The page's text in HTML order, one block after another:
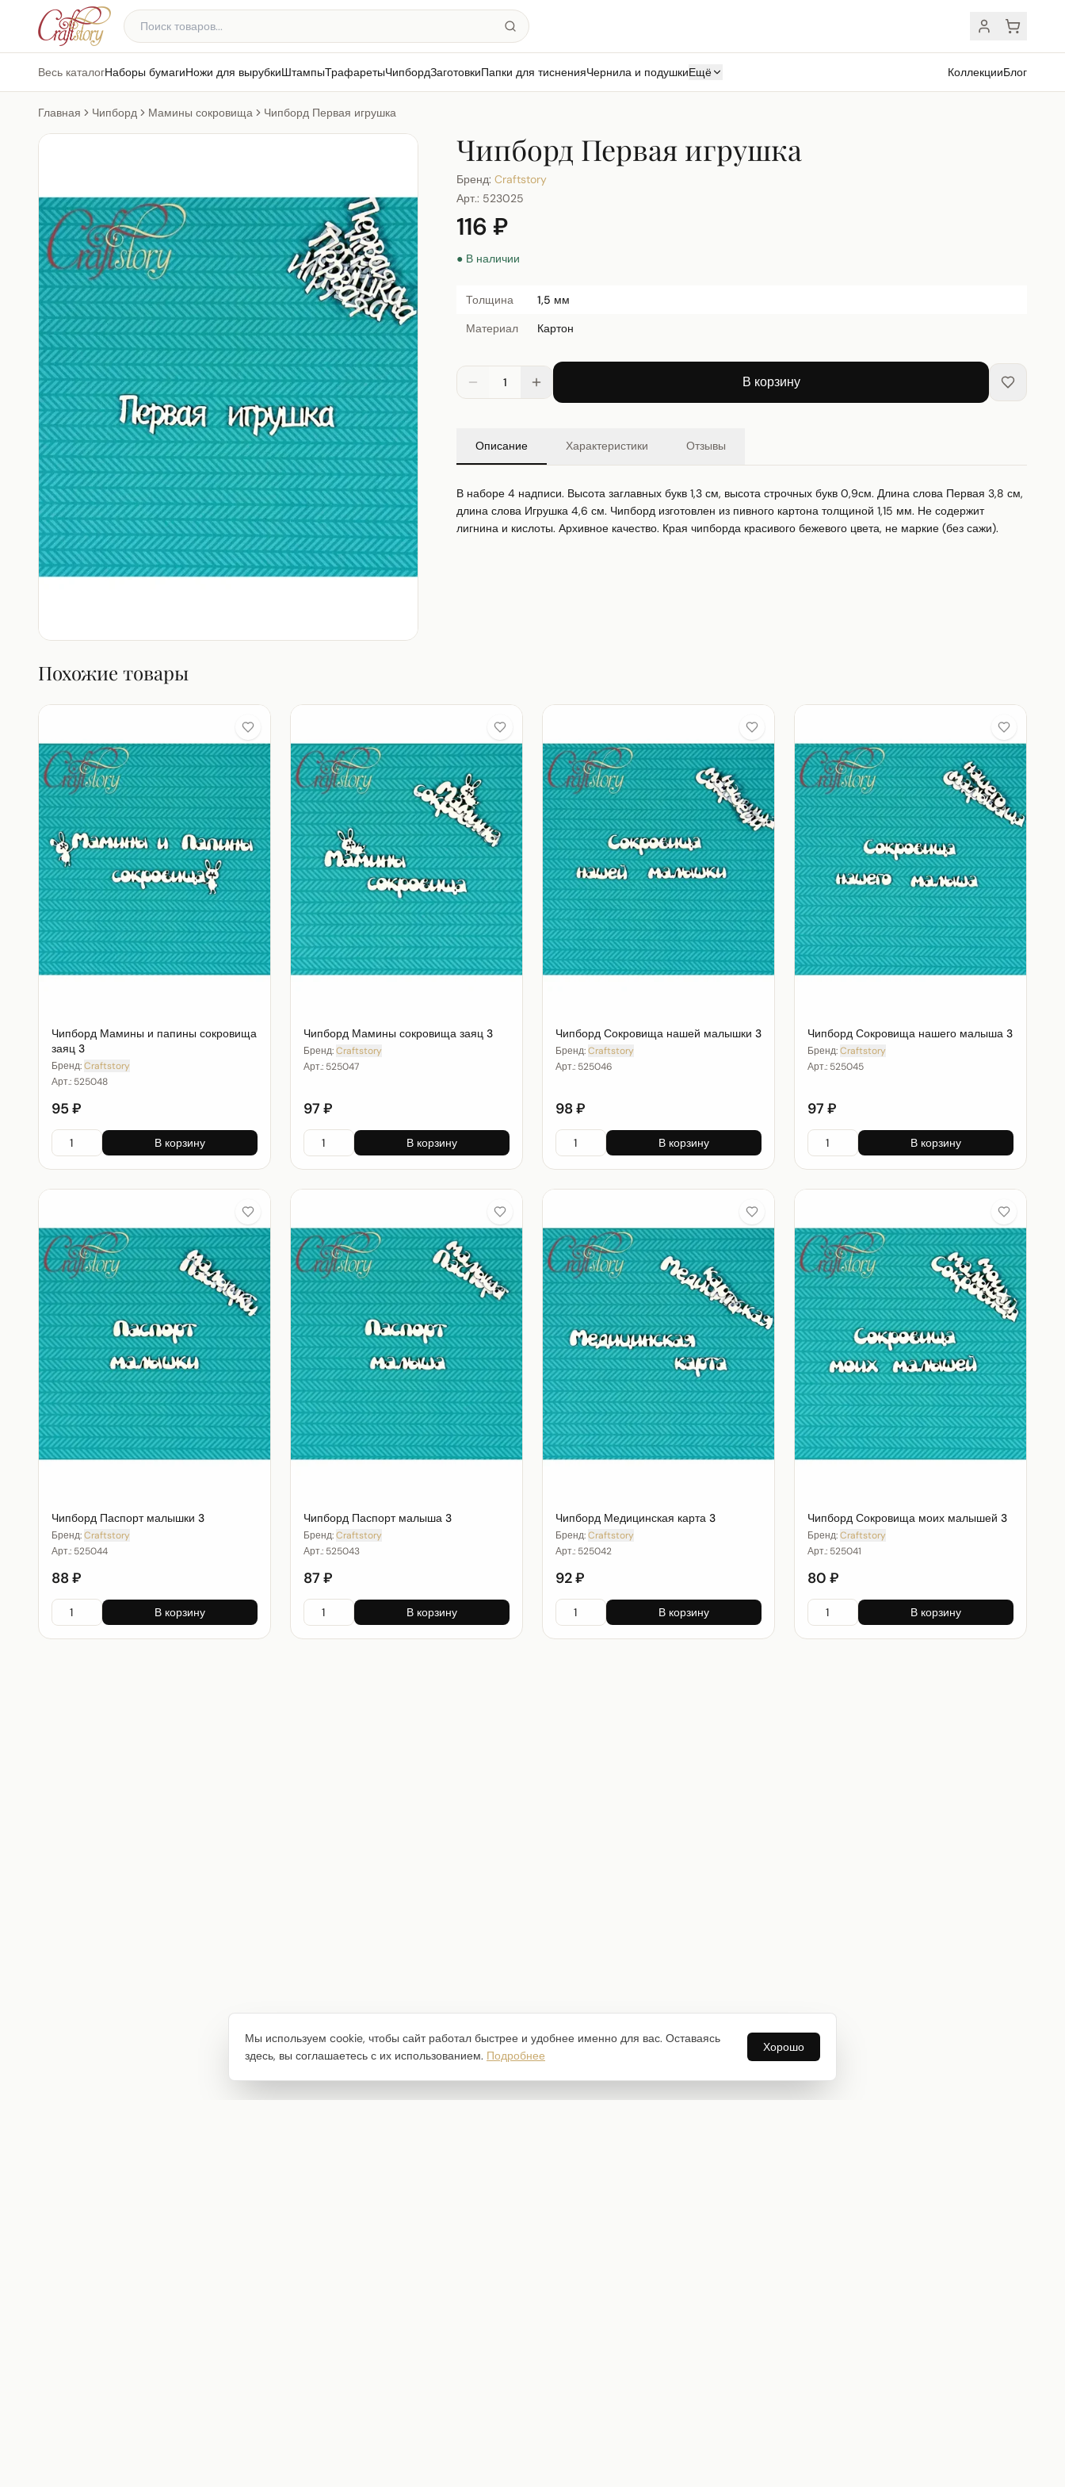
Весь каталогНаборы бумагиНожи для вырубкиШтампыТрафаретыЧипбордЗаготовкиПапки для тисненияЧернила и подушкиЕщё КоллекцииБлог
Главная Чипборд Мамины сокровища Чипборд Первая игрушка
Чипборд Первая игрушка
Бренд: Craftstory
Арт.: 523025
116 ₽
● В наличии
Толщина
1,5 мм
Материал
Картон
1 В корзину
Описание Характеристики Отзывы
В наборе 4 надписи. Высота заглавных букв 1,3 см, высота строчных букв 0,9см. Длина слова Первая 3,8 см,
длина слова Игрушка 4,6 см. Чипборд изготовлен из пивного картона толщиной 1,15 мм. Не содержит
лигнина и кислоты. Архивное качество. Края чипборда красивого бежевого цвета, не маркие (без сажи).
Похожие товары
Чипборд Мамины и папины сокровища
заяц 3
Бренд:Craftstory
Арт.: 525048
95 ₽
В корзину
Чипборд Мамины сокровища заяц 3
Бренд:Craftstory
Арт.: 525047
97 ₽
В корзину
Чипборд Сокровища нашей малышки 3
Бренд:Craftstory
Арт.: 525046
98 ₽
В корзину
Чипборд Сокровища нашего малыша 3
Бренд:Craftstory
Арт.: 525045
97 ₽
В корзину
Чипборд Паспорт малышки 3
Бренд:Craftstory
Арт.: 525044
88 ₽
В корзину
Чипборд Паспорт малыша 3
Бренд:Craftstory
Арт.: 525043
87 ₽
В корзину
Чипборд Медицинская карта 3
Бренд:Craftstory
Арт.: 525042
92 ₽
В корзину
Чипборд Сокровища моих малышей 3
Бренд:Craftstory
Арт.: 525041
80 ₽
В корзину
Мы используем cookie, чтобы сайт работал быстрее и удобнее именно для вас. Оставаясь
здесь, вы соглашаетесь с их использованием. Подробнее
Хорошо